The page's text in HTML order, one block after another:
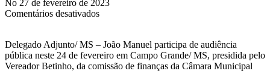
No 27 de fevereiro de 2023
Comentários desativadosem
MS
–
João
Delegado Adjunto/ MS – João Manuel participa de audiência
pública neste 24 de fevereiro em Campo Grande/ MS, presidida pelo
Vereador Betinho, da comissão de finanças da Câmara Municipal